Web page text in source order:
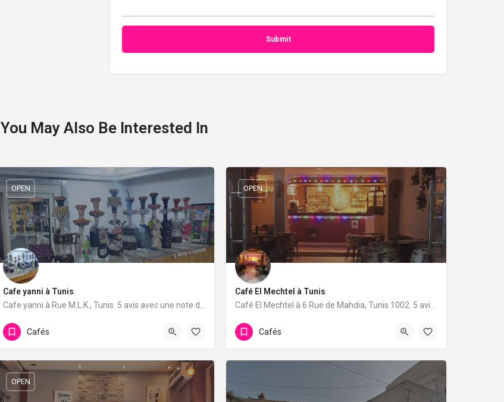
You May Also Be Interested In
Cafe yanni à Tunis
OPEN
Cafés
Café El Mechtel à Tunis
OPEN
Cafés
OPEN